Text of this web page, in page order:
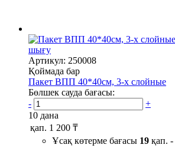
шығу
Артикул: 250008
Қоймада бар
Пакет ВПП 40*40см, 3-х слойные
Бөлшек сауда бағасы:
-
+
10 дана
қап. 1 200 ₸
Ұсақ көтерме бағасы 19 қап. -